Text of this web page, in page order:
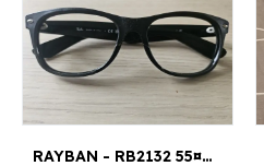
RAYBAN - RB2132 55¤18